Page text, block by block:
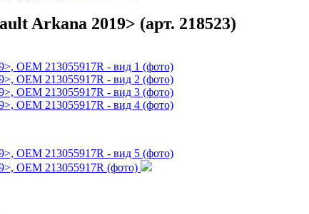
Arkana 2019> (арт. 218523)